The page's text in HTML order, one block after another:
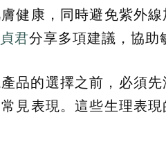
健康，同時避免紫外
君分享多項建議，協助
品的選擇之前，必須
見表現。這些生理表